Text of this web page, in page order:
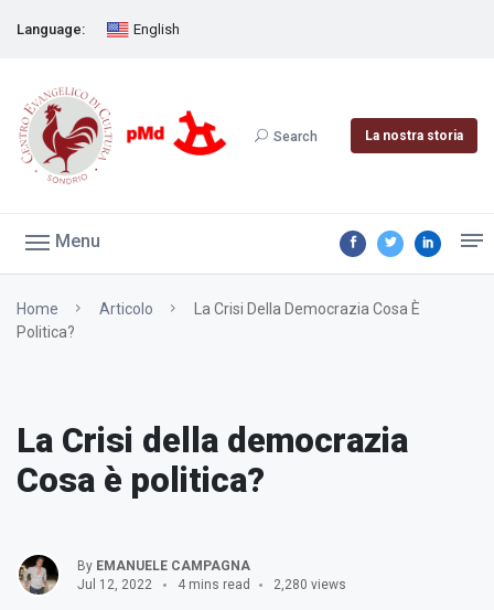
Language: English
Search La nostra storia
Menu
Home Articolo
La Crisi Della Democrazia Cosa È
Politica?
La Crisi della democrazia
Cosa è politica?
By EMANUELE CAMPAGNA
Jul 12, 2022
4 mins read 2,280 views